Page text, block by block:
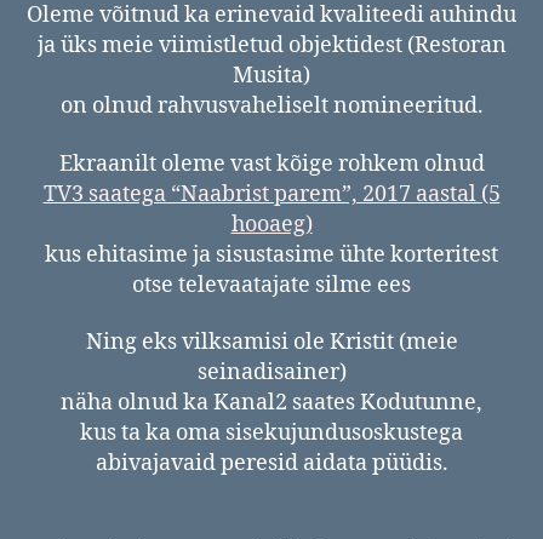
Oleme võitnud ka erinevaid kvaliteedi auhindu
ja üks meie viimistletud objektidest (Restoran
Musita)
on olnud rahvusvaheliselt nomineeritud.
Ekraanilt oleme vast kõige rohkem olnud
TV3 saatega “Naabrist parem”, 2017 aastal (5
hooaeg)
kus ehitasime ja sisustasime ühte korteritest
otse televaatajate silme ees
Ning eks vilksamisi ole Kristit (meie
seinadisainer)
näha olnud ka Kanal2 saates Kodutunne,
kus ta ka oma sisekujundusoskustega
abivajavaid peresid aidata püüdis.